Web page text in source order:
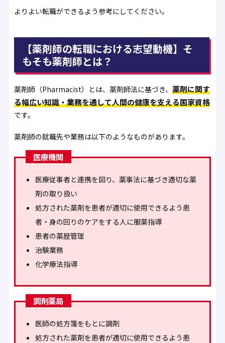
よりよい転職ができるよう参考にしてください。
【薬剤師の転職における志望動機】そ
もそも薬剤師とは？
薬剤師（Pharmacist）とは、薬剤師法に基づき、 薬剤に関す
る幅広い知識・業務を通して人間の健康を支える国家資格
です。
薬剤師の就職先や業務は以下のようなものがあります。
医療機関
医療従事者と連携を図り、薬事法に基づき適切な薬
剤の取り扱い
処方された薬剤を患者が適切に使用できるよう患
者・身の回りのケアをする人に服薬指導
患者の薬歴管理
治験業務
化学療法指導
調剤薬局
医師の処方箋をもとに調剤
処方された薬剤を患者が適切に使用できるよう患